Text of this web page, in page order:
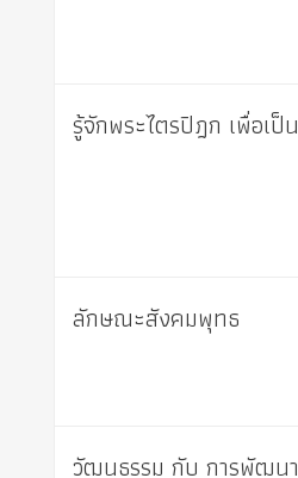
รู้จักพระไตรปิฎก เพื่อเ
ลักษณะสังคมพุทธ
วัฒนธรรม กับ การพัฒนา